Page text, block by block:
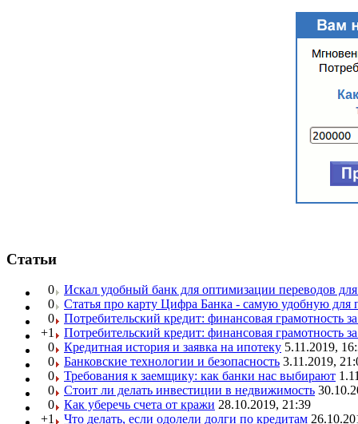
Статьи
0
Искал удобный банк для оптимизации переводов
0
Статья про карту Цифра Банка - самую удобную для
0
Потребительский кредит: финансовая грамотность
+1
Потребительский кредит: финансовая грамотность
0
Кредитная история и заявка на ипотеку 5.11.2019,
0
Банковские технологии и безопасность 3.11.2019,
0
Требования к заемщику: как банки нас выбирают
0
Стоит ли делать инвестиции в недвижимость
0
Как уберечь счета от кражи 28.10.2019, 21:39
+1
Что делать, если одолели долги по кредитам